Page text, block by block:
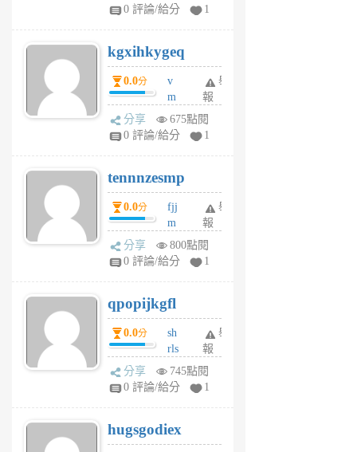
w
6
個
月
前
0 評論/給分
1
kgxihkygeq
0.0分
v
m
sg
sr
6
個
月
前
舉
報
分享
675點閱
0 評論/給分
1
tennnzesmp
0.0分
fjj
m
w
rs
6
個
月
前
舉
報
分享
800點閱
0 評論/給分
1
qpopijkgfl
0.0分
sh
rls
k
m
6
個
舉
報
分享
745點閱
0 評論/給分
1
hugsgodiex